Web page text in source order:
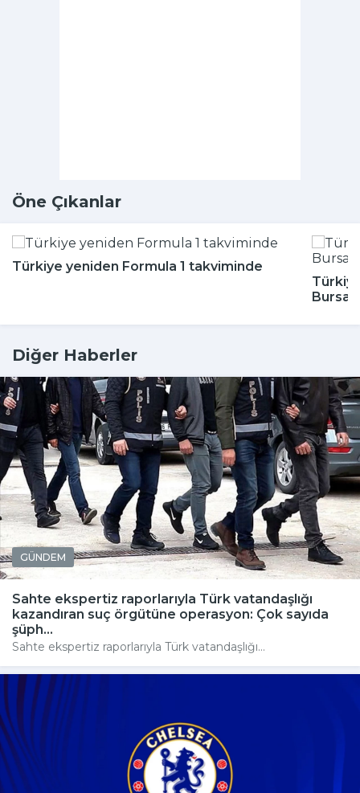
Öne Çıkanlar
Türkiye yeniden Formula 1 takviminde
Diğer Haberler
GÜNDEM
Sahte ekspertiz raporlarıyla Türk vatandaşlığı
kazandıran suç örgütüne operasyon: Çok sayıda
şüph...
Sahte ekspertiz raporlarıyla Türk vatandaşlığı...